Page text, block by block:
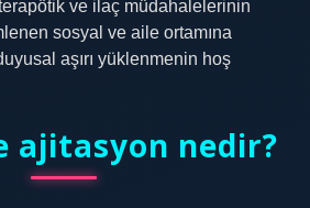
ve ilaç müdahalelerinin
sosyal ve aile ortamına
aşırı yüklenmenin hoş
ajitasyon nedir?